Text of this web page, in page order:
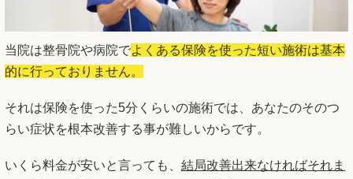
当院は整骨院や病院でよくある保険を使った短い施術は基本
的に行っておりません。
それは保険を使った5分くらいの施術では、あなたのそのつ
らい症状を根本改善する事が難しいからです。
いくら料金が安いと言っても、 結局改善出来なければそれま